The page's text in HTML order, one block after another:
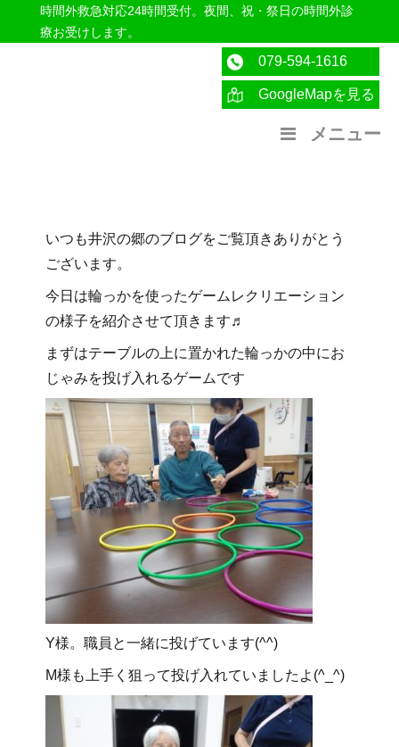
時間外救急対応24時間受付。夜間、祝・祭日の時間外診
療お受けします。
医療法人社団紀洋会 公式サイト
079-594-1616
GoogleMapを見る
メニュー
いつも井沢の郷のブログをご覧頂きありがとう
ございます。
今日は輪っかを使ったゲームレクリエーション
の様子を紹介させて頂きます♬
まずはテーブルの上に置かれた輪っかの中にお
じゃみを投げ入れるゲームです
Y様。職員と一緒に投げています(^^)
M様も上手く狙って投げ入れていましたよ(^_^)